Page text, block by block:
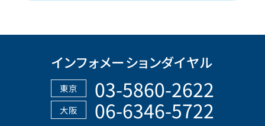
インフォメーションダイヤル
東京 03-5860-2622
大阪 06-6346-5722